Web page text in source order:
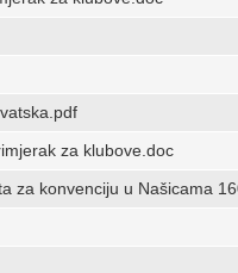
za klubove.doc
za konvenciju u Našicama